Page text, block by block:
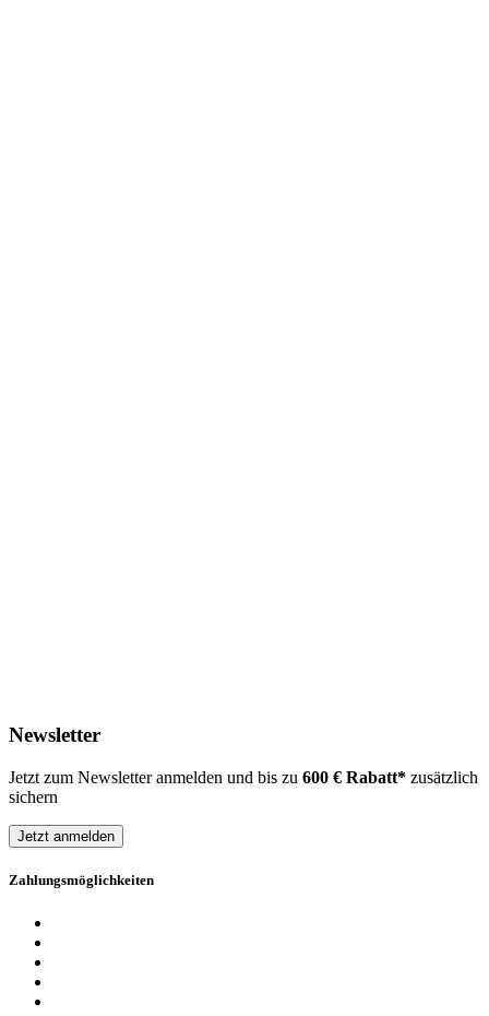
Newsletter
Jetzt zum Newsletter anmelden und bis zu 600 € Rabatt* zusätzlich
sichern
Jetzt anmelden
Zahlungsmöglichkeiten